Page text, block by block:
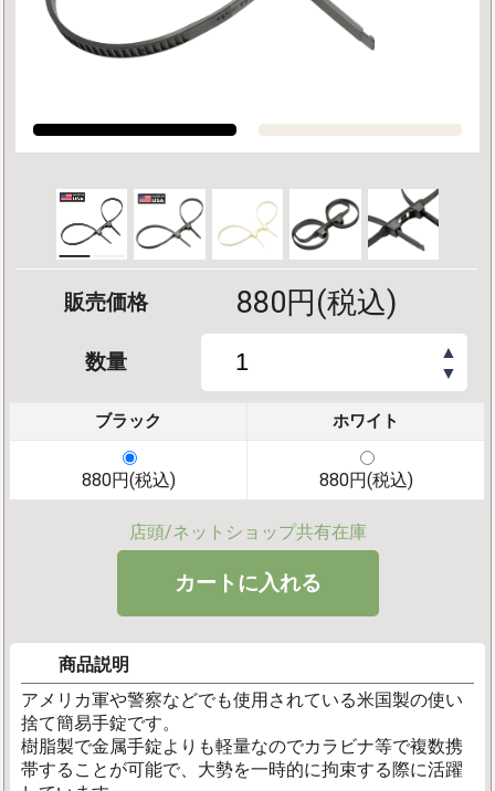
販売価格 880円(税込)
数量
▲
▼
ブラック ホワイト
880円(税込) 880円(税込)
店頭/ネットショップ共有在庫
商品説明
アメリカ軍や警察などでも使用されている米国製の使い
捨て簡易手錠です。
樹脂製で金属手錠よりも軽量なのでカラビナ等で複数携
帯することが可能で、大勢を一時的に拘束する際に活躍